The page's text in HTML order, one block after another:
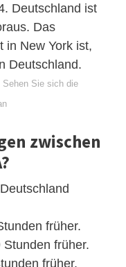
Deutschland ist
Das
in New York ist,
Deutschland.
Sehen Sie sich die
zwischen
früher.
früher.
früher.